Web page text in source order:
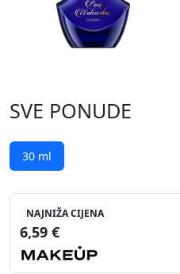
SVE PONUDE
30 ml
NAJNIŽA CIJENA
6,59 €